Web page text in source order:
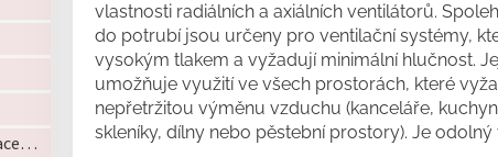
Úprava klimatu - ozonéry - ionizace - zvlhčovače - atd...
vlastnosti radiálních a axiálních ventilátorů.
do potrubí jsou určeny pro ventilační systémy,
vysokým tlakem a vyžadují minimální hlučnost.
umožňuje využití ve všech prostorách, které
nepřetržitou výměnu vzduchu (kanceláře,
skleníky, dílny nebo pěstební prostory). Je odolný